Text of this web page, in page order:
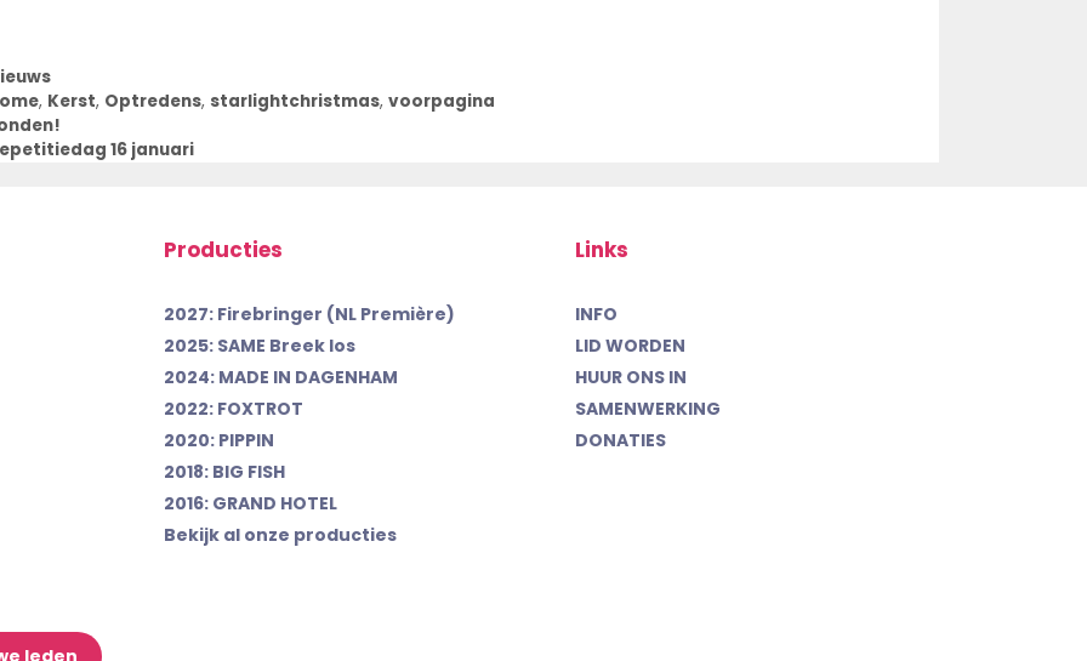
, Kerst, Optredens, starlightchristmas,voorpagina
16 januari
leden
Producties
2027: Firebringer (NL Première)
2025: SAME Breek los
2024: MADE IN DAGENHAM
2022: FOXTROT
2020: PIPPIN
2018: BIG FISH
2016: GRAND HOTEL
Bekijk al onze producties
Links
INFO
LID WORDEN
HUUR ONS IN
SAMENWERKING
DONATIES